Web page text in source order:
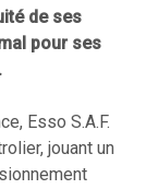
de ses
pour ses
Esso S.A.F.
jouant un